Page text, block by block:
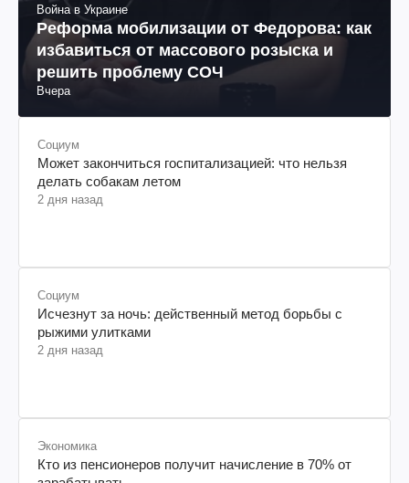
Война в Украине
Реформа мобилизации от Федорова: как
избавиться от массового розыска и
решить проблему СОЧ
Вчера
Социум
Может закончиться госпитализацией: что нельзя
делать собакам летом
2 дня назад
Социум
Исчезнут за ночь: действенный метод борьбы с
рыжими улитками
2 дня назад
Экономика
Кто из пенсионеров получит начисление в 70% от